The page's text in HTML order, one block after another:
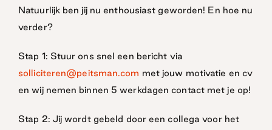
Natuurlijk ben jij nu enthousiast geworden! En hoe nu
verder?
Stap 1: Stuur ons snel een bericht via
solliciteren@peitsman.com met jouw motivatie en cv
en wij nemen binnen 5 werkdagen contact met je op!
Stap 2: Jij wordt gebeld door een collega voor het